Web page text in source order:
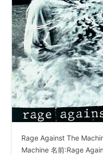
Rage Against The
Machine 名前:Rage